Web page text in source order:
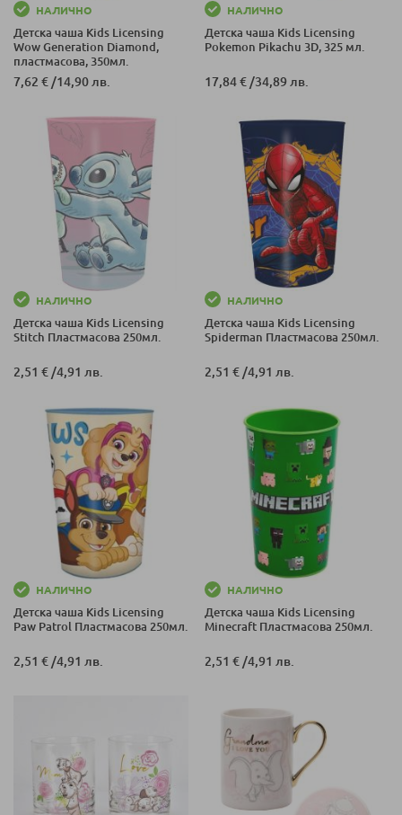
НАЛИЧНО
Детска чаша Kids Licensing
Wow Generation Diamond,
пластмасова, 350мл.
7,62 € /14,90 лв.
НАЛИЧНО
Детска чаша Kids Licensing
Pokemon Pikachu 3D, 325 мл.
17,84 € /34,89 лв.
НАЛИЧНО
Детска чаша Kids Licensing
Stitch Пластмасова 250мл.
2,51 € /4,91 лв.
НАЛИЧНО
Детска чаша Kids Licensing
Spiderman Пластмасова 250мл.
2,51 € /4,91 лв.
НАЛИЧНО
Детска чаша Kids Licensing
Paw Patrol Пластмасова 250мл.
2,51 €/4,91 лв.
НАЛИЧНО
Детска чаша Kids Licensing
Minecraft Пластмасова 250мл.
2,51 €/4,91 лв.